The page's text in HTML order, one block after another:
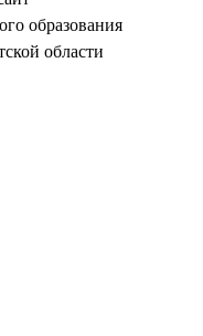
образования
области